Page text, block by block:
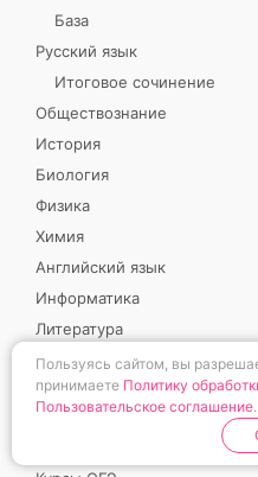
База
Русский язык
Итоговое сочинение
Обществознание
История
Биология
Физика
Химия
Английский язык
Информатика
Литература
Турбожесть
Летняя школа
Пользуясь сайтом, вы
принимаете Политику
Пользовательское соглашение.